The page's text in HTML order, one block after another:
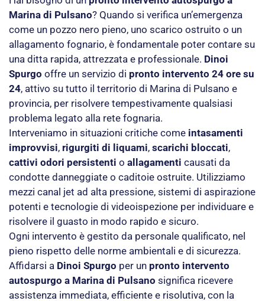
Marina di Pulsano? Quando si verifica un’emergenza
come un pozzo nero pieno, uno scarico ostruito o un
allagamento fognario, è fondamentale poter contare su
una ditta rapida, attrezzata e professionale. Dinoi
Spurgo offre un servizio di pronto intervento 24 ore su
24, attivo su tutto il territorio di Marina di Pulsano e
provincia, per risolvere tempestivamente qualsiasi
problema legato alla rete fognaria.
Interveniamo in situazioni critiche come intasamenti
improvvisi, rigurgiti di liquami, scarichi bloccati,
cattivi odori persistenti o allagamenti causati da
condotte danneggiate o caditoie ostruite. Utilizziamo
mezzi canal jet ad alta pressione, sistemi di aspirazione
potenti e tecnologie di videoispezione per individuare e
risolvere il guasto in modo rapido e sicuro.
Ogni intervento è gestito da personale qualificato, nel
pieno rispetto delle norme ambientali e di sicurezza.
Affidarsi a Dinoi Spurgo per un pronto intervento
autospurgo a Marina di Pulsano significa ricevere
assistenza immediata, efficiente e risolutiva, con la